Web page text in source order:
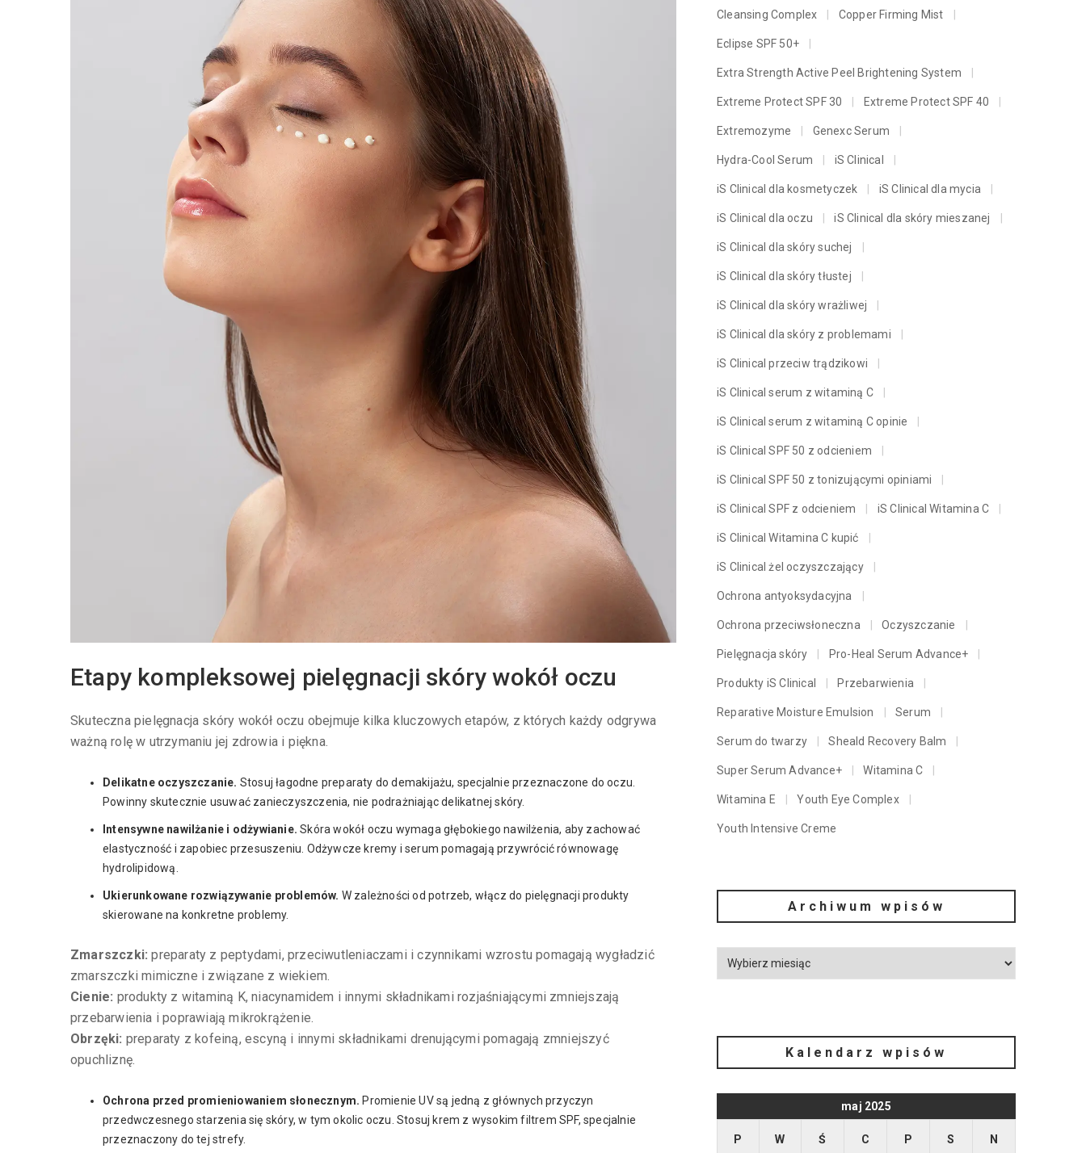
Etapy kompleksowej pielęgnacji skóry wokół oczu
Skuteczna pielęgnacja skóry wokół oczu obejmuje kilka kluczowych etapów, z których każdy odgrywa
ważną rolę w utrzymaniu jej zdrowia i piękna.
Delikatne oczyszczanie. Stosuj łagodne preparaty do demakijażu, specjalnie przeznaczone do oczu.
Powinny skutecznie usuwać zanieczyszczenia, nie podrażniając delikatnej skóry.
Intensywne nawilżanie i odżywianie. Skóra wokół oczu wymaga głębokiego nawilżenia, aby zachować
elastyczność i zapobiec przesuszeniu. Odżywcze kremy i serum pomagają przywrócić równowagę
hydrolipidową.
Ukierunkowane rozwiązywanie problemów. W zależności od potrzeb, włącz do pielęgnacji produkty
skierowane na konkretne problemy.
Zmarszczki: preparaty z peptydami, przeciwutleniaczami i czynnikami wzrostu pomagają wygładzić
zmarszczki mimiczne i związane z wiekiem.
Cienie: produkty z witaminą K, niacynamidem i innymi składnikami rozjaśniającymi zmniejszają
przebarwienia i poprawiają mikrokrążenie.
Obrzęki: preparaty z kofeiną, escyną i innymi składnikami drenującymi pomagają zmniejszyć
opuchliznę.
Ochrona przed promieniowaniem słonecznym. Promienie UV są jedną z głównych przyczyn
przedwczesnego starzenia się skóry, w tym okolic oczu. Stosuj krem z wysokim filtrem SPF, specjalnie
przeznaczony do tej strefy.
Cleansing Complex Copper Firming Mist
Eclipse SPF 50+
Extra Strength Active Peel Brightening System
Extreme Protect SPF 30 Extreme Protect SPF 40
Extremozyme Genexc Serum
Hydra-Cool Serum iS Clinical
iS Clinical dla kosmetyczek iS Clinical dla mycia
iS Clinical dla oczu iS Clinical dla skóry mieszanej
iS Clinical dla skóry suchej
iS Clinical dla skóry tłustej
iS Clinical dla skóry wrażliwej
iS Clinical dla skóry z problemami
iS Clinical przeciw trądzikowi
iS Clinical serum z witaminą C
iS Clinical serum z witaminą C opinie
iS Clinical SPF 50 z odcieniem
iS Clinical SPF 50 z tonizującymi opiniami
iS Clinical SPF z odcieniem iS Clinical Witamina C
iS Clinical Witamina C kupić
iS Clinical żel oczyszczający
Ochrona antyoksydacyjna
Ochrona przeciwsłoneczna Oczyszczanie
Pielęgnacja skóry Pro-Heal Serum Advance+
Produkty iS Clinical Przebarwienia
Reparative Moisture Emulsion Serum
Serum do twarzy Sheald Recovery Balm
Super Serum Advance+ Witamina C
Witamina E Youth Eye Complex
Youth Intensive Creme
Archiwum wpisów
Kalendarz wpisów
maj 2025
P W Ś C P S N